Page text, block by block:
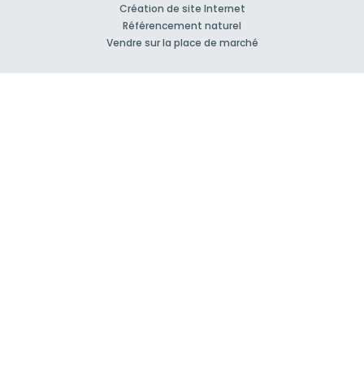
Création de site Internet
Référencement naturel
Vendre sur la place de marché